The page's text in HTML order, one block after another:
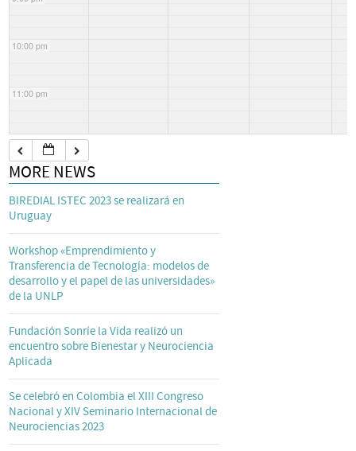
10:00 pm
11:00 pm
MORE NEWS
BIREDIAL ISTEC 2023 se realizará en
Uruguay
Workshop «Emprendimiento y
Transferencia de Tecnología: modelos de
desarrollo y el papel de las universidades»
de la UNLP
Fundación Sonríe la Vida realizó un
encuentro sobre Bienestar y Neurociencia
Aplicada
Se celebró en Colombia el XIII Congreso
Nacional y XIV Seminario Internacional de
Neurociencias 2023